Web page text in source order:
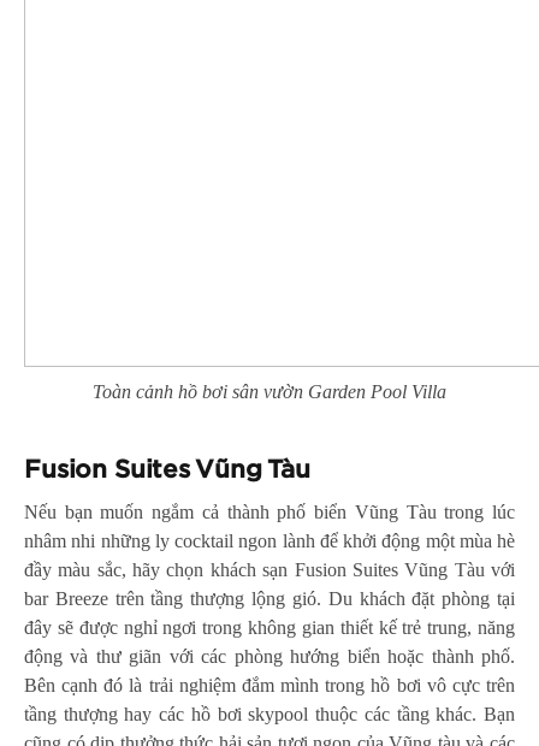
Toàn cảnh hồ bơi sân vườn Garden Pool Villa
Fusion Suites Vũng Tàu
Nếu bạn muốn ngắm cả thành phố biển Vũng Tàu trong lúc
nhâm nhi những ly cocktail ngon lành để khởi động một mùa hè
đầy màu sắc, hãy chọn khách sạn Fusion Suites Vũng Tàu với
bar Breeze trên tầng thượng lộng gió. Du khách đặt phòng tại
đây sẽ được nghỉ ngơi trong không gian thiết kế trẻ trung, năng
động và thư giãn với các phòng hướng biển hoặc thành phố.
Bên cạnh đó là trải nghiệm đắm mình trong hồ bơi vô cực trên
tầng thượng hay các hồ bơi skypool thuộc các tầng khác. Bạn